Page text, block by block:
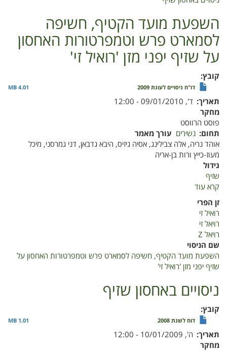
השפעת מועד הקטיף, חשיפה
לסמארט פרש וטמפרטורות האחסון
על שזיף יפני מזן 'רואיל זי'
קובץ
דו"ח ניסויים לעונת 2009 4.01 MB
תאריך ד', 09/01/2010 - 12:00
מחקר
פוסט הרווסט
תחום נשירים עורך מאמר
אוהד נריה, אלה צבילינג, אסיה גיזיס, היבא גדבאן, דני גמרסני, מיכל
מעוז-כייץ ורות בן-אריה
גידול
שזיף
קרא עוד
פרש
וטמפרטורות
האחסון
שזיף
'רואיל
זי'
זן הפרי
רואיל זי
רויאל זי
רויאל Z
שם הניסוי
השפעת מועד הקטיף, חשיפה לסמארט פרש וטמפרטורות האחסון על
שזיף יפני מזן 'רואיל זי'
ניסויים באחסון שזיף
קובץ
דוח לשנת 2008 1.01 MB
תאריך ה', 10/01/2009 - 12:00
מחקר